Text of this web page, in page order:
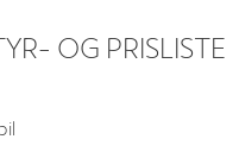
OG PRISLISTE